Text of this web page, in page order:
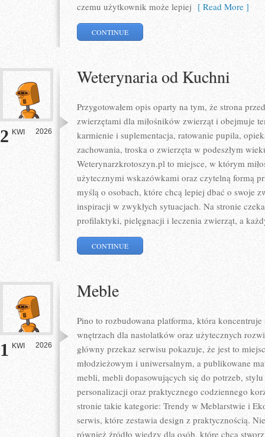
czemu użytkownik może lepiej [ Read More ]
CONTINUE
2 KWI 2026
Weterynaria od Kuchni
Przygotowałem opis oparty na tym, że strona
zwierzętami dla miłośników zwierząt i obejmuje
karmienie i suplementacja, ratowanie pupila,
zachowania, troska o zwierzęta w podeszłym
Weterynarzkrotoszyn.pl to miejsce, w którym
użytecznymi wskazówkami oraz czytelną formą
myślą o osobach, które chcą lepiej dbać o swoje
inspiracji w zwykłych sytuacjach. Na stronie
profilaktyki, pielęgnacji i leczenia zwierząt, a
CONTINUE
1 KWI 2026
Meble
Pino to rozbudowana platforma, która
wnętrzach dla nastolatków oraz użytecznych
główny przekaz serwisu pokazuje, że jest to
młodzieżowym i uniwersalnym, a publikowane
mebli, mebli dopasowujących się do potrzeb,
personalizacji oraz praktycznego codziennego
stronie takie kategorie: Trendy w Meblarstwie i
serwis, które zestawia design z praktycznością.
również źródło wiedzy dla osób, które chcą